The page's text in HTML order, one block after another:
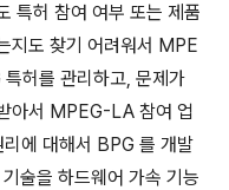
특허 참여 여부 또는 제품
지도 찾기 어려워서 MPE
허를 관리하고, 문제가
아서 MPEG-LA 참여 업
에 대해서 BPG 를 개발
술을 하드웨어 가속 기능